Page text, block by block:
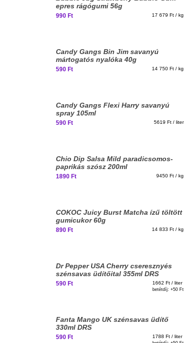
epres rágógumi 56g
990 Ft 17 679 Ft / kg
Candy Gangs Bin Jim savanyú
mártogatós nyalóka 40g
590 Ft 14 750 Ft / kg
Candy Gangs Flexi Harry savanyú
spray 105ml
590 Ft 5619 Ft / liter
Chio Dip Salsa Mild paradicsomos-
paprikás szósz 200ml
1890 Ft 9450 Ft / kg
COKOC Juicy Burst Matcha ízű töltött
gumicukor 60g
890 Ft 14 833 Ft / kg
Dr Pepper USA Cherry cseresznyés
szénsavas üdítőital 355ml DRS
590 Ft 1662 Ft / liter
betétdíj: +50 Ft
Fanta Mango UK szénsavas üdítő
330ml DRS
590 Ft 1788 Ft / liter